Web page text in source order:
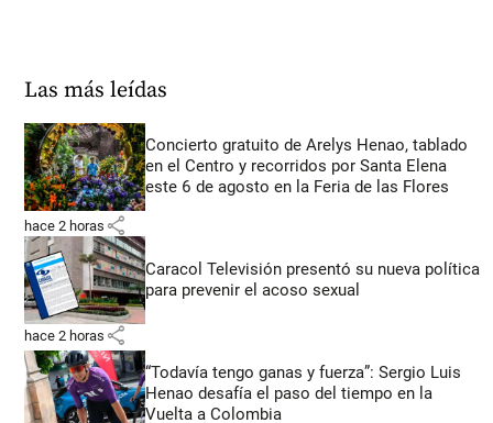
Las más leídas
Concierto gratuito de Arelys Henao, tablado
en el Centro y recorridos por Santa Elena
este 6 de agosto en la Feria de las Flores
hace 2 horas share
Caracol Televisión presentó su nueva política
para prevenir el acoso sexual
hace 2 horas share
“Todavía tengo ganas y fuerza”: Sergio Luis
Henao desafía el paso del tiempo en la
Vuelta a Colombia